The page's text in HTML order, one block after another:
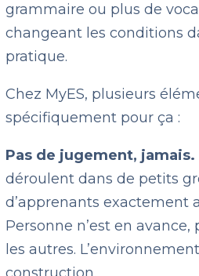
grammaire ou plus de
changeant les conditions
pratique.
Chez MyES, plusieurs
spécifiquement pour ça :
Pas de jugement, jamais.
déroulent dans de petits
d’apprenants exactement
Personne n’est en
les autres.